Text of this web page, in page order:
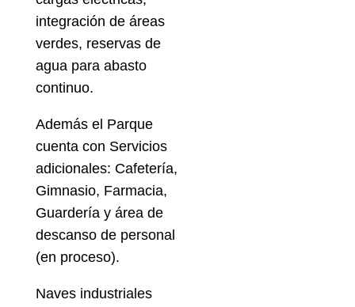
integración de áreas
verdes, reservas de
agua para abasto
continuo.
Además el Parque
cuenta con Servicios
adicionales: Cafetería,
Gimnasio, Farmacia,
Guardería y área de
descanso de personal
(en proceso).
Naves industriales